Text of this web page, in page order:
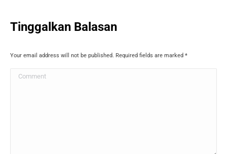
Tinggalkan Balasan
Your email address will not be published. Required fields are marked *
Comment